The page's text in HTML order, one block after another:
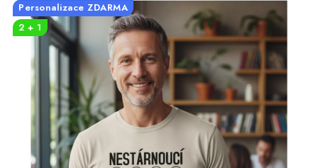
VLASTNÍ MOTIV
TRIČKA
MIKINY
OKAMŽITĚ K ODBĚRU
B2B
Personalizace ZDARMA
2 + 1